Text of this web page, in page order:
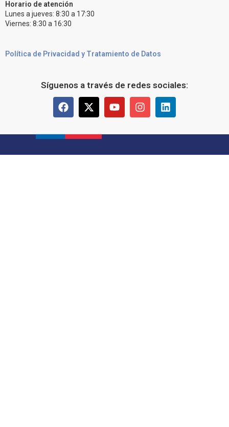
Horario de atención
Lunes a jueves: 8:30 a 17:30
Viernes: 8:30 a 16:30
Política de Privacidad y Tratamiento de Datos
Síguenos a través de redes sociales: